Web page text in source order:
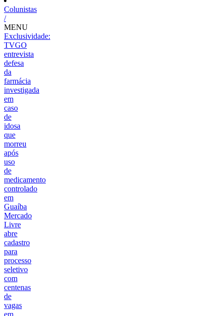
Colunistas
/
MENU
Exclusividade:
TVGO
entrevista
defesa
da
farmácia
investigada
em
caso
de
idosa
que
morreu
após
uso
de
medicamento
controlado
em
Guaíba
Mercado
Livre
abre
cadastro
para
processo
seletivo
com
centenas
de
vagas
em